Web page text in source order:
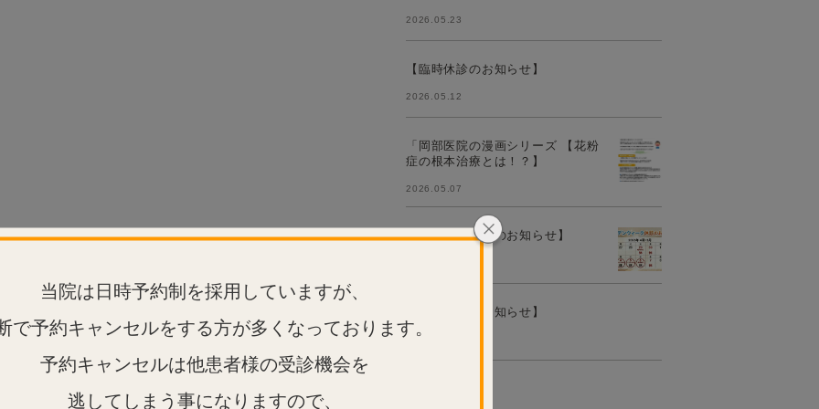
当院は日時予約制を採用していますが、
で予約キャンセルをする方が多くなっております。
予約キャンセルは他患者様の受診機会を
逃してしまう事になりますので、
2026.05.23
【臨時休診のお知らせ】
2026.05.12
「岡部医院の漫画シリーズ 【花粉
症の根本治療とは！？】
2026.05.07
【岡部医院からのお知らせ】
【臨時休診のお知らせ】
2026.03.26